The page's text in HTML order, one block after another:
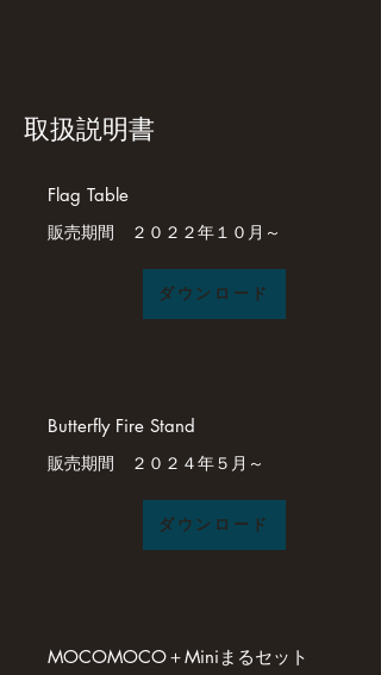
取扱説明書
Flag Table
​販売期間 ２０２２年１０月～
ダウンロード
​Butterfly Fire Stand
販売期間 ２０２４年５月～
ダウンロード
MOCOMOCO＋Miniまるセット